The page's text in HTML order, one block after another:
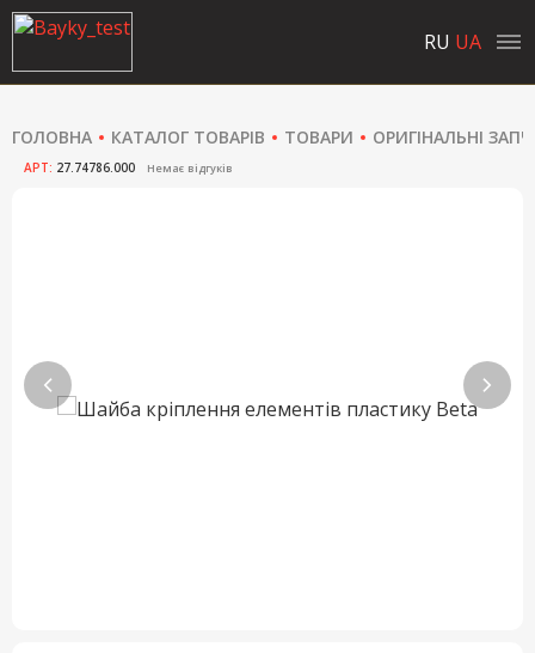
RU UA
ГОЛОВНА КАТАЛОГ ТОВАРІВ ТОВАРИ ОРИГІНАЛЬНІ
АРТ: 27.74786.000 Немає відгуків